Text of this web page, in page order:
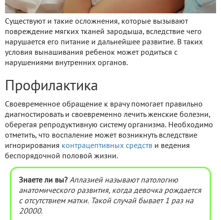
Существуют и такие осложнения, которые вызывают
повреждение мягких тканей зародыша, вследствие чего
нарушается его питание и дальнейшее развитие. В таких
условия вынашивания ребенок может родиться с
нарушениями внутренних органов.
Профилактика
Своевременное обращение к врачу помогает правильно
диагностировать и своевременно лечить женские болезни,
оберегая репродуктивную систему организма. Необходимо
отметить, что воспаление может возникнуть вследствие
игнорирования контрацептивных средств и ведения
беспорядочной половой жизни.
Знаете ли вы? Аплазией называют патологию
анатомического развития, когда девочка рождается
с отсутствием матки. Такой случай бывает 1 раз на
20000.